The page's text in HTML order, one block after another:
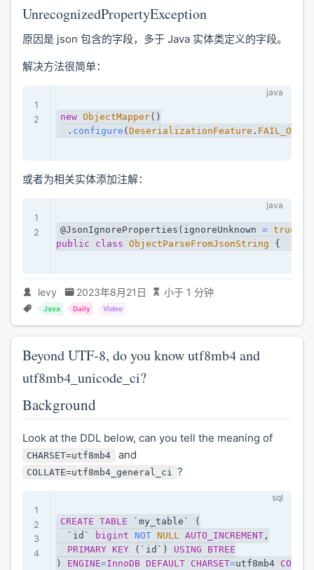
UnrecognizedPropertyException
原因是 json 包含的字段，多于 Java 实体类定义的字段。
解决方法很简单：
new ObjectMapper( )
. configure ( DeserializationFeature .
或者为相关实体添加注解：
@JsonIgnoreProperties ( ignoreUnknown = true
public
class ObjectParseFromJsonString {
levy 2023年8月21日 小于 1 分钟
Java Daily Video
Beyond UTF-8, do you know utf8mb4 and
utf8mb4_unicode_ci?
Background
Look at the DDL below, can you tell the meaning of
CHARSET=utf8mb4 and
COLLATE=utf8mb4_general_ci ?
CREATE TABLE `my_table `
(
` id ` bigint NOT NULL AUTO_INCREMENT ,
PRIMARY KEY ( ` id ` ) USING
BTREE
)
ENGINE=InnoDB DEFAULT CHARSET=utf8mb4